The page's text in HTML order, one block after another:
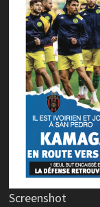
Screenshot